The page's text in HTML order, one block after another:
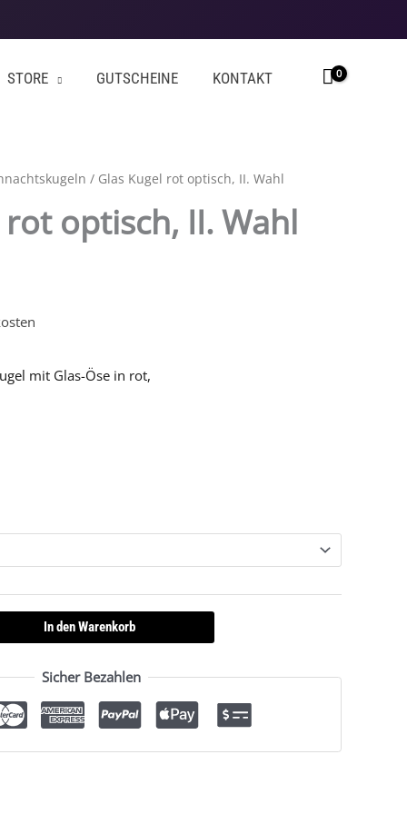
STORE GUTSCHEINE KONTAKT
/ Glas Kugel rot optisch, II. Wahl
rot optisch, II. Wahl
mit Glas-Öse in rot,
In den Warenkorb
Sicher Bezahlen